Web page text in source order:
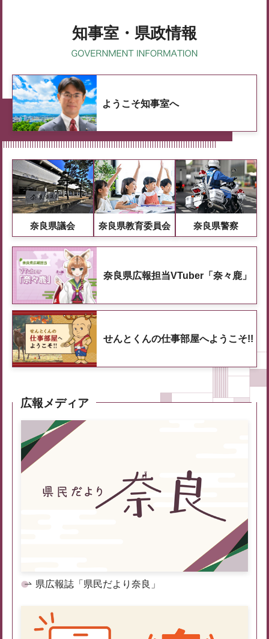
知事室・県政情報
ようこそ知事室へ
奈良県議会 奈良県教育委員会 奈良県警察
奈良県広報担当VTuber「奈々鹿」
せんとくんの仕事部屋へようこそ!!
広報メディア
県広報誌「県民だより奈良」